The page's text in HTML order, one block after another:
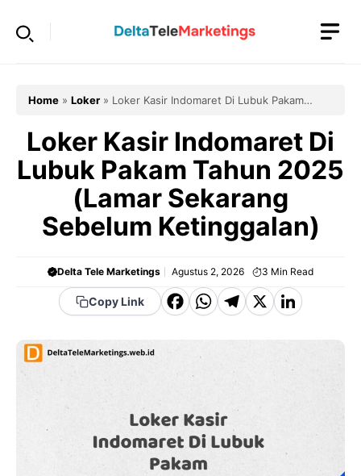
Home » Loker » Loker Kasir Indomaret Di Lubuk Pakam
Loker Kasir Indomaret Di
Lubuk Pakam Tahun 2025
(Lamar Sekarang
Sebelum Ketinggalan)
Delta Tele Marketings Agustus 2, 2026 3 Min Read
Copy Link
F
e
o
o
W
a
t
s
A
p
T
g
a
m
X Li
k
e